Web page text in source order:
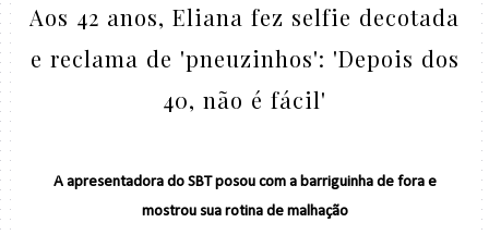
Aos 42 anos, Eliana fez selfie decotada
e reclama de 'pneuzinhos': 'Depois dos
40, não é fácil'
A apresentadora do SBT posou com a barriguinha de fora e
mostrou sua rotina de malhação